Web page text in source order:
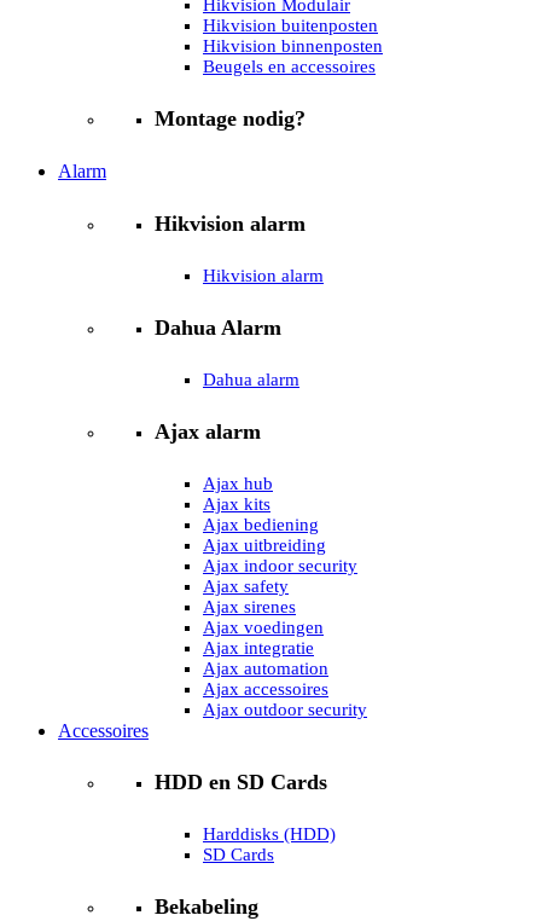
Hikvision Modulair
Hikvision buitenposten
Hikvision binnenposten
Beugels en accessoires
Montage nodig?
Alarm
Hikvision alarm
Hikvision alarm
Dahua Alarm
Dahua alarm
Ajax alarm
Ajax hub
Ajax kits
Ajax bediening
Ajax uitbreiding
Ajax indoor security
Ajax safety
Ajax sirenes
Ajax voedingen
Ajax integratie
Ajax automation
Ajax accessoires
Ajax outdoor security
Accessoires
HDD en SD Cards
Harddisks (HDD)
SD Cards
Bekabeling